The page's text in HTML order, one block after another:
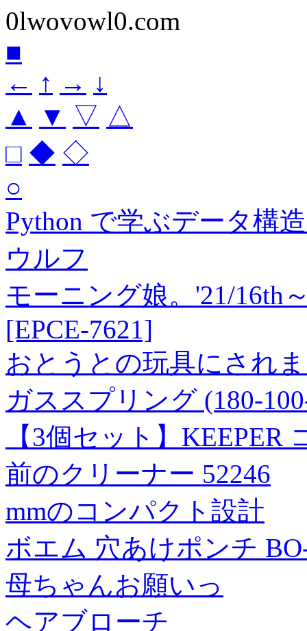
0lwovowl0.com
■
← ↑ → ↓
▲
▼ ▽ △
□ ◆ ◇
○
Python で学ぶデータ構
ウルフ
モーニング娘。'21/16th
[EPCE-7621]
おとうとの玩具にされ
ガススプリング (180-
【3個セット】
前のクリーナー 52246
mmのコンパクト設計
ボエム 穴あけポンチ
母ちゃんお願いっ
ヘアブローチ